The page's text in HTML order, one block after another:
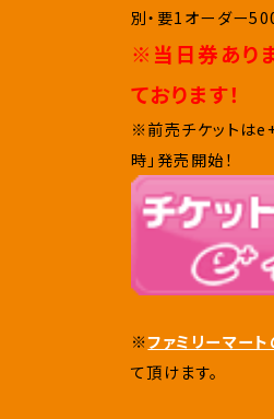
別・要1オーダー
※当日券あり
ております！
※前売チケットは
時」発売開始！
※ファミリーマー
て頂けます。